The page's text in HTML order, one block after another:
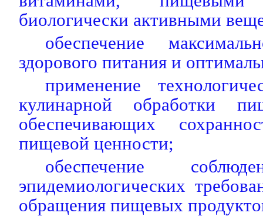
биологически активными
обеспечение
здорового питания и
применение
кулинарной обработки
обеспечивающих
пищевой ценности;
обеспечение
эпидемиологических
обращения пищевых